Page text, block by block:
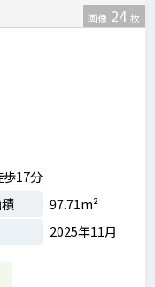
画像 24 枚
歩17分
97.71m²
2025年11月